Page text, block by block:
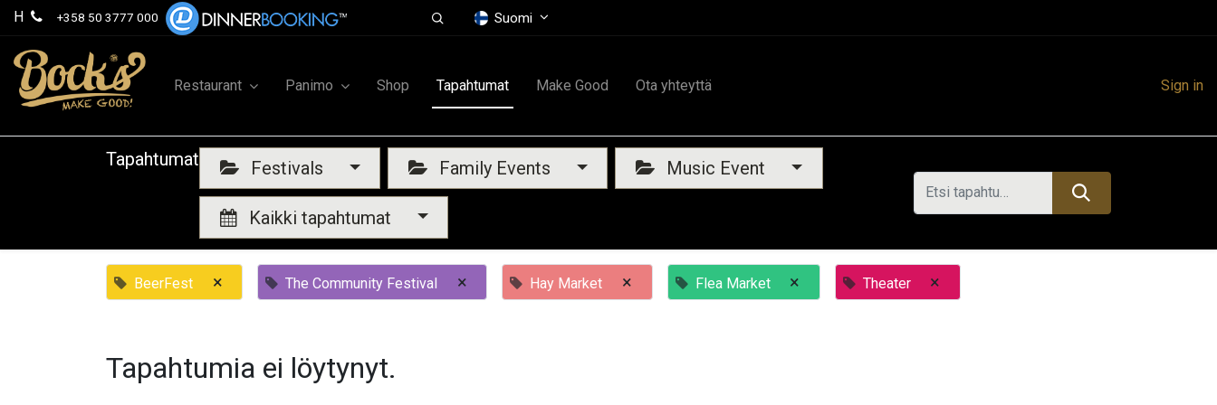
H +358 50 3777 000 Suomi
Restaurant Panimo Shop Tapahtumat Make Good Ota yhteyttä Sign in
Tapahtumat Festivals Family Events Music Event
Kaikki tapahtumat
BeerFest × The Community Festival × Hay Market × Flea Market × Theater ×
Tapahtumia ei löytynyt.